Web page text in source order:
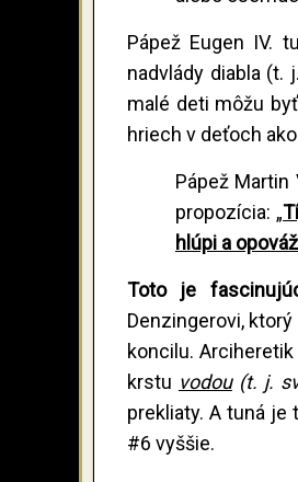
Pápež Eugen IV. tu
nadvlády diabla (t.
malé deti môžu
hriech v deťoch
Pápež Martin
propozícia: „
hlúpi a
Toto je
Denzingerovi,
koncilu.
krstu vodou(t. j.
prekliaty. A tuná je
#6 vyššie.